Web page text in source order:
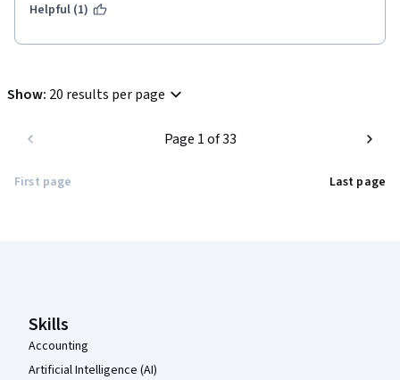
Helpful (1)
Show: 20 results per page
First page
Page 1 of 33
Last page
Skills
Accounting
Artificial Intelligence (AI)